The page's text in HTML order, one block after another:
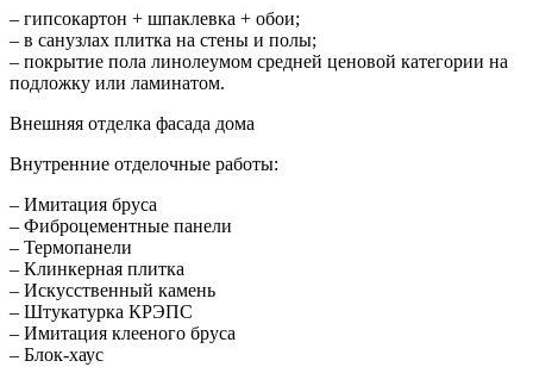
– гипсокартон + шпаклевка + обои;
– в санузлах плитка на стены и полы;
– покрытие пола линолеумом средней ценовой категории на
подложку или ламинатом.
Внешняя отделка фасада дома
Внутренние отделочные работы:
– Имитация бруса
– Фиброцементные панели
– Термопанели
– Клинкерная плитка
– Искусственный камень
– Штукатурка КРЭПС
– Имитация клееного бруса
– Блок-хаус